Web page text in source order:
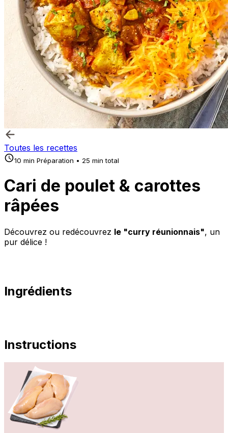
Toutes les recettes
10 min Préparation • 25 min total
Cari de poulet & carottes
râpées
Découvrez ou redécouvrez le "curry réunionnais", un
pur délice !
Ingrédients
Instructions